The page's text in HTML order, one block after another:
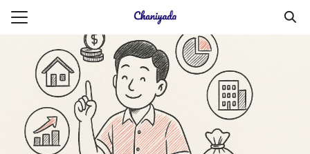
Skip
ยความเป็นส่วนตัว
ญชี (Accounting service)
ญชี (Accounting